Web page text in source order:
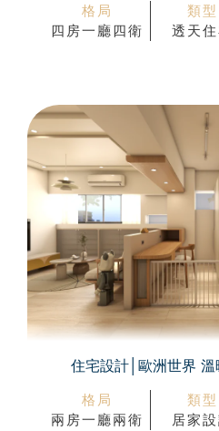
格局
四房一廳四衛
類型
透天
住宅設計│歐洲世界
格局
兩房一廳兩衛
類型
居家